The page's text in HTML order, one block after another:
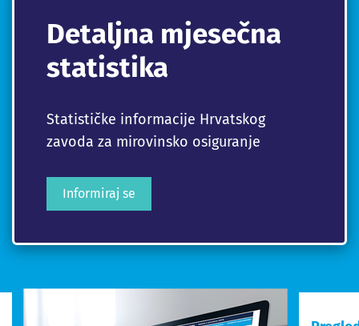
Detaljna mjesečna
statistika
Statističke informacije Hrvatskog
zavoda za mirovinsko osiguranje
Informiraj se